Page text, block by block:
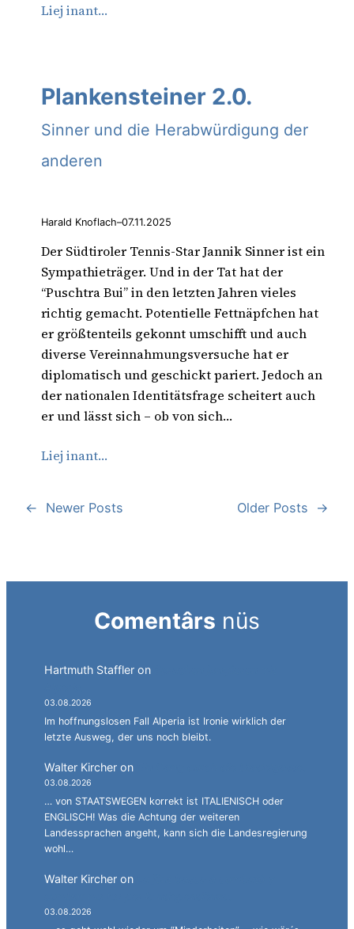
Liej inant…
Plankensteiner 2.0.
Sinner und die Herabwürdigung der
anderen
Harald Knoflach–07.11.2025
Der Südtiroler Tennis-Star Jannik Sinner ist ein
Sympathieträger. Und in der Tat hat der
“Puschtra Bui” in den letzten Jahren vieles
richtig gemacht. Potentielle Fettnäpfchen hat
er größtenteils gekonnt umschifft und auch
diverse Vereinnahmungsversuche hat er
diplomatisch und geschickt pariert. Jedoch an
der nationalen Identitätsfrage scheitert auch
er und lässt sich – ob von sich…
Liej inant…
← Newer Posts Older Posts →
Comentârs nüs
Hartmuth Staffler on
03.08.2026
Im hoffnungslosen Fall Alperia ist Ironie wirklich der
letzte Ausweg, der uns noch bleibt.
Walter Kircher on
03.08.2026
… von STAATSWEGEN korrekt ist ITALIENISCH oder
ENGLISCH! Was die Achtung der weiteren
Landessprachen angeht, kann sich die Landesregierung
wohl…
Walter Kircher on
03.08.2026